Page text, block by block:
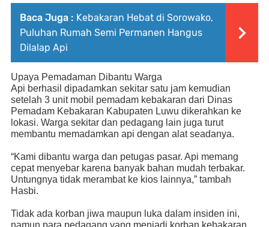
Baca Juga : Kebakaran Hebat di Sorowako,
Puluhan Rumah Semi Permanen Hangus
Dilalap Api
Upaya Pemadaman Dibantu Warga
Api berhasil dipadamkan sekitar satu jam kemudian
setelah 3 unit mobil pemadam kebakaran dari Dinas
Pemadam Kebakaran Kabupaten Luwu dikerahkan ke
lokasi. Warga sekitar dan pedagang lain juga turut
membantu memadamkan api dengan alat seadanya.
“Kami dibantu warga dan petugas pasar. Api memang
cepat menyebar karena banyak bahan mudah terbakar.
Untungnya tidak merambat ke kios lainnya,” tambah
Hasbi.
Tidak ada korban jiwa maupun luka dalam insiden ini,
namun para pedagang yang menjadi korban kebakaran